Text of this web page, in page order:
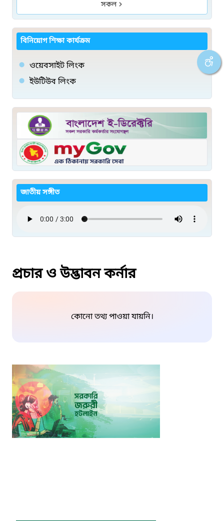
সকল
বিনিয়োগ শিক্ষা কার্যক্রম
ওয়েবসাইট লিংক
ইউটিউব লিংক
জাতীয় সঙ্গীত
প্রচার ও উদ্ভাবন কর্নার
কোনো তথ্য পাওয়া যায়নি।